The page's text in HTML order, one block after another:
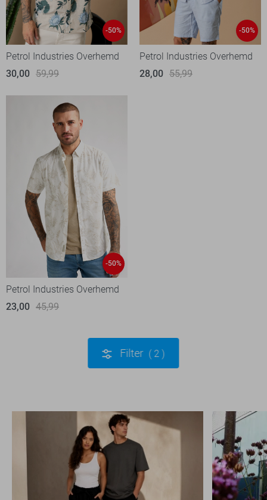
-50%
Petrol Industries Overhemd
30,00 59,99
-50%
Petrol Industries Overhemd
28,00 55,99
-50%
Petrol Industries Overhemd
23,00 45,99
Filter 2